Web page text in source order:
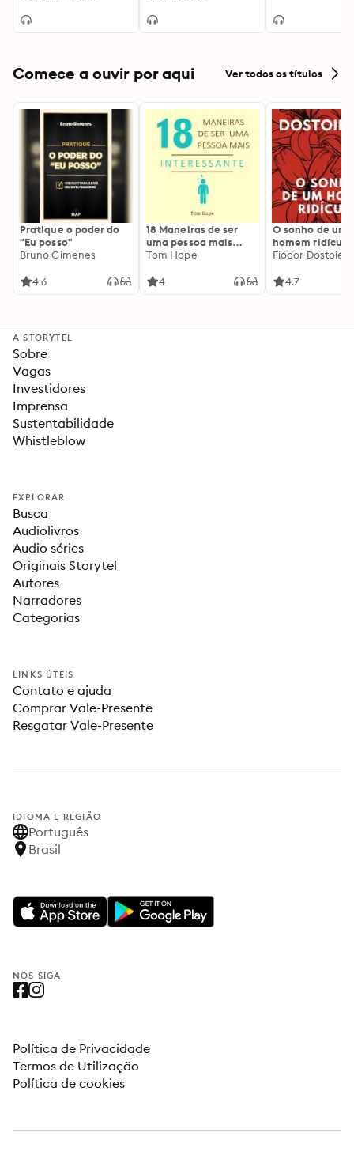
Comece a ouvir por aqui Ver todos os títulos
Pratique o poder do
"Eu posso"
Bruno Gimenes
4.6
18 Maneiras de ser
uma pessoa mais
interessante
Tom Hope
4
O sonho de um
homem ridículo
Fiódor
4.7
A STORYTEL
Sobre
Vagas
Investidores
Imprensa
Sustentabilidade
Whistleblow
EXPLORAR
Busca
Audiolivros
Audio séries
Originais Storytel
Autores
Narradores
Categorias
LINKS ÚTEIS
Contato e ajuda
Comprar Vale-Presente
Resgatar Vale-Presente
IDIOMA E REGIÃO
Português
Brasil
NOS SIGA
Política de Privacidade
Termos de Utilização
Política de cookies